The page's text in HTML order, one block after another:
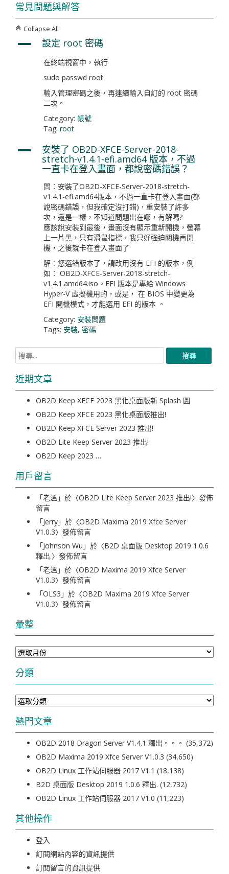
常見問題與解答
C Collapse All
A 設定 root 密碼
在終端視窗中，執行
sudo passwd root
輸入管理密碼之後，再連續輸入自訂的 root 密碼
二次。
Category: 帳號
Tag: root
A 安裝了 OB2D-XFCE-Server-2018-
stretch-v1.4.1-efi.amd64 版本，不過
一直卡在登入畫面，都說密碼錯誤？
問：安裝了OB2D-XFCE-Server-2018-stretch-
v1.4.1-efi.amd64版本，不過一直卡在登入畫面(都
說密碼錯誤，但我確定沒打錯)，重安裝了許多
次，還是一樣，不知道問題出在哪，有解嗎?
應該說安裝到最後，畫面沒有顯示重新開機，螢幕
上一片黑，只有滑鼠指標，我只好強迫關機再開
機，之後就卡在登入畫面了
解：您選錯版本了，請改用沒有 EFI 的版本，例
如： OB2D-XFCE-Server-2018-stretch-
v1.4.1.amd64.iso。EFI 版本是專給 Windows
Hyper-V 虛擬機用的，或是， 在 BIOS 中變更為
EFI 開機模式，才能選用 EFI 的版本 。
Category: 安裝問題
Tags: 安裝, 密碼
近期文章
OB2D Keep XFCE 2023 黑化桌面版新 Splash 圖
OB2D Keep XFCE 2023 黑化桌面版推出!
OB2D Keep XFCE Server 2023 推出!
OB2D Lite Keep Server 2023 推出!
OB2D Keep 2023 …
用戶留言
「老溫 」於〈OB2D Lite Keep Server 2023 推出!〉發佈
留言
「Jerry」於〈OB2D Maxima 2019 Xfce Server
V1.0.3〉發佈留言
「Johnson Wu 」於〈B2D 桌面版 Desktop 2019 1.0.6
釋出.〉發佈留言
「老溫 」於〈OB2D Maxima 2019 Xfce Server
V1.0.3〉發佈留言
「OLS3 」於〈OB2D Maxima 2019 Xfce Server
V1.0.3〉發佈留言
彙整
彙
整
分類
分
類
熱門文章
OB2D 2018 Dragon Server V1.4.1 釋出。。。 (35,372)
OB2D Maxima 2019 Xfce Server V1.0.3 (34,650)
OB2D Linux 工作站伺服器 2017 V1.1 (18,138)
B2D 桌面版 Desktop 2019 1.0.6 釋出. (12,732)
OB2D Linux 工作站伺服器 2017 V1.0 (11,223)
其他操作
登入
訂閱網站內容的資訊提供
訂閱留言的資訊提供